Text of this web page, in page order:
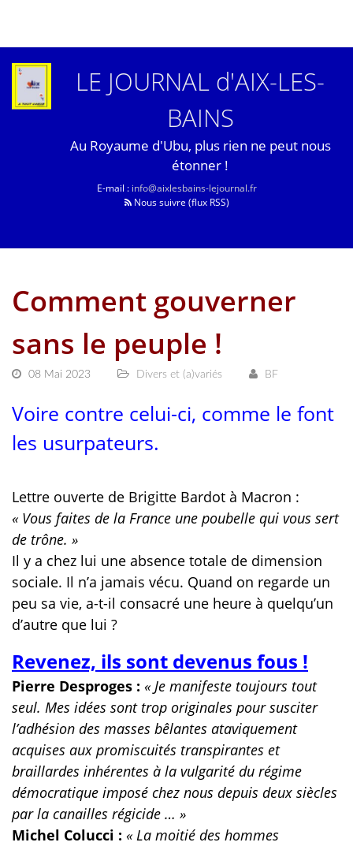
LE JOURNAL d'AIX-LES-
BAINS
Au Royaume d'Ubu, plus rien ne peut nous
étonner !
E-mail : info@aixlesbains-lejournal.fr
Nous suivre (flux RSS)
Comment gouverner
sans le peuple !
08 Mai 2023 Divers et (a)variés BF
Voire contre celui-ci, comme le font
les usurpateurs.
Lettre ouverte de Brigitte Bardot à Macron :
« Vous faites de la France une poubelle qui vous sert
de trône. »
Il y a chez lui une absence totale de dimension
sociale. Il n’a jamais vécu. Quand on regarde un
peu sa vie, a-t-il consacré une heure à quelqu’un
d’autre que lui ?
Revenez, ils sont devenus fous !
Pierre Desproges : « Je manifeste toujours tout
seul. Mes idées sont trop originales pour susciter
l’adhésion des masses bêlantes ataviquement
acquises aux promiscuités transpirantes et
braillardes inhérentes à la vulgarité du régime
démocratique imposé chez nous depuis deux siècles
par la canailles régicide … »
Michel Colucci : « La moitié des hommes